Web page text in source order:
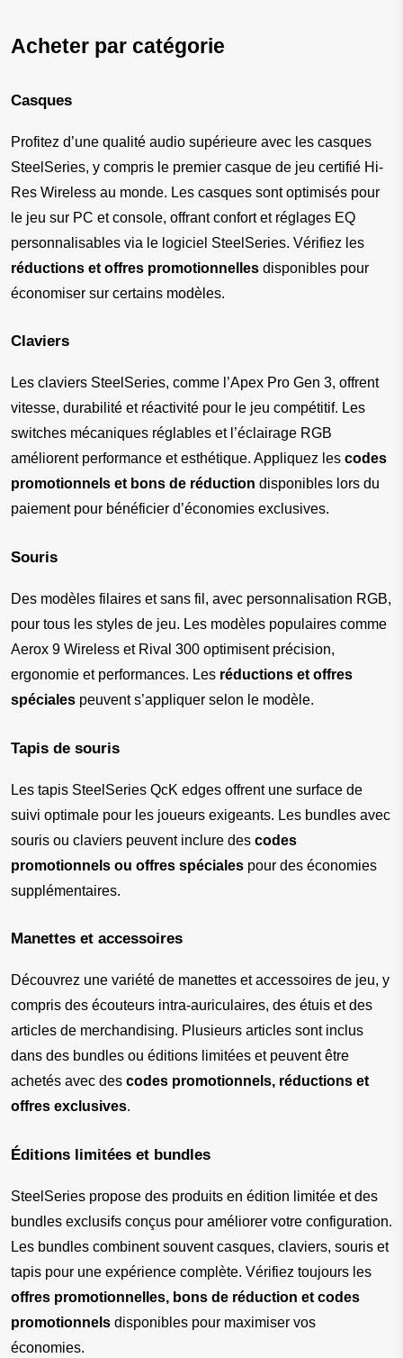
Acheter par catégorie
Casques
Profitez d’une qualité audio supérieure avec les casques
SteelSeries, y compris le premier casque de jeu certifié Hi-
Res Wireless au monde. Les casques sont optimisés pour
le jeu sur PC et console, offrant confort et réglages EQ
réductions et offres promotionnelles disponibles pour
économiser sur certains modèles.
Claviers
Les claviers SteelSeries, comme l’Apex Pro Gen 3, offrent
vitesse, durabilité et réactivité pour le jeu compétitif. Les
switches mécaniques réglables et l’éclairage RGB
améliorent performance et esthétique. Appliquez les codes
promotionnels et bons de réduction disponibles lors du
paiement pour bénéficier d’économies exclusives.
Souris
Des modèles filaires et sans fil, avec personnalisation RGB,
pour tous les styles de jeu. Les modèles populaires comme
Aerox 9 Wireless et Rival 300 optimisent précision,
ergonomie et performances. Les réductions et offres
spéciales peuvent s’appliquer selon le modèle.
Tapis de souris
Les tapis SteelSeries QcK edges offrent une surface de
suivi optimale pour les joueurs exigeants. Les bundles avec
souris ou claviers peuvent inclure des codes
promotionnels ou offres spéciales pour des économies
supplémentaires.
Manettes et accessoires
Découvrez une variété de manettes et accessoires de jeu, y
compris des écouteurs intra-auriculaires, des étuis et des
articles de merchandising. Plusieurs articles sont inclus
dans des bundles ou éditions limitées et peuvent être
achetés avec des codes promotionnels, réductions et
offres exclusives.
Éditions limitées et bundles
SteelSeries propose des produits en édition limitée et des
bundles exclusifs conçus pour améliorer votre configuration.
Les bundles combinent souvent casques, claviers, souris et
offres promotionnelles, bons de réduction et codes
promotionnels disponibles pour maximiser vos
économies.